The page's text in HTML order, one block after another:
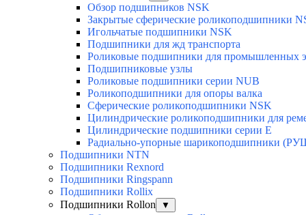
Обзор подшипников NSK
Закрытые сферические роликоподшипники
Игольчатые подшипники NSK
Подшипники для жд транспорта
Роликовые подшипники для промышленных
Подшипниковые узлы
Роликовые подшипники серии NUB
Роликоподшипники для опоры валка
Сферические роликоподшипники NSK
Цилиндрические роликоподшипники для
Цилиндрические подшипники серии E
Радиально-упорные шарикоподшипники
Подшипники NTN
Подшипники Rexnord
Подшипники Ringspann
Подшипники Rollix
Подшипники Rollon
▼